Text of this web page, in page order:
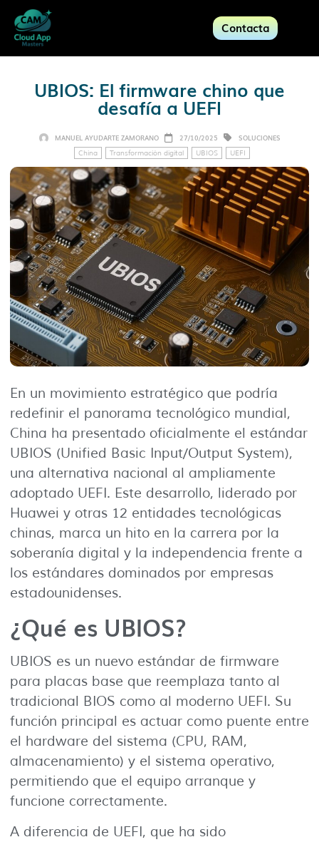
Contacta
UBIOS: El firmware chino que
desafía a UEFI
MANUEL AYUDARTE ZAMORANO 27/10/2025 SOLUCIONES
China Transformación digital UBIOS UEFI
En un movimiento estratégico que podría
redefinir el panorama tecnológico mundial,
China ha presentado oficialmente el estándar
UBIOS (Unified Basic Input/Output System),
una alternativa nacional al ampliamente
adoptado UEFI. Este desarrollo, liderado por
Huawei y otras 12 entidades tecnológicas
chinas, marca un hito en la carrera por la
soberanía digital y la independencia frente a
los estándares dominados por empresas
estadounidenses.
¿Qué es UBIOS?
UBIOS es un nuevo estándar de firmware
para placas base que reemplaza tanto al
tradicional BIOS como al moderno UEFI. Su
función principal es actuar como puente entre
el hardware del sistema (CPU, RAM,
almacenamiento) y el sistema operativo,
permitiendo que el equipo arranque y
funcione correctamente.
A diferencia de UEFI, que ha sido